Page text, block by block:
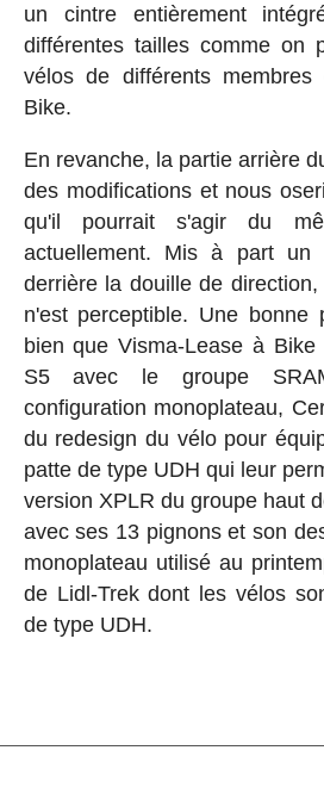
un cintre entièrement
différentes tailles comme on
vélos de différents membres
Bike.
En revanche, la partie arrière
des modifications et nous
qu'il pourrait s'agir du
actuellement. Mis à part un
derrière la douille de
n'est perceptible. Une bonne
bien que Visma-Lease à
S5 avec le groupe
configuration monoplateau,
du redesign du vélo pour
patte de type UDH qui leur
version XPLR du groupe haut
avec ses 13 pignons et son
monoplateau utilisé au
de Lidl-Trek dont les vélos
de type UDH.